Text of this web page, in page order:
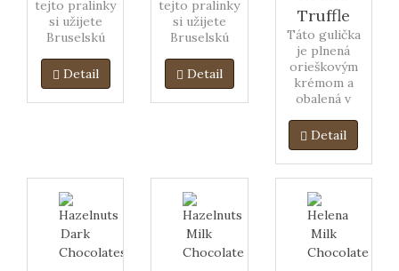
tejto pralinky
si užijete
Bruselskú
spolu s
bohatou
tmavou
morskej soli.
Detail
tejto pralinky
si užijete
Bruselskú
spolu s
bohatou
mliečnou
morské soli.
Detail
Truffle
Táto gulička
je plnená
orieškovým
krémom a
obalená v
mliečnej
Belgickej
čokoláde
apotom
vyvýľaná v
sekaných
orechoch.
Detail